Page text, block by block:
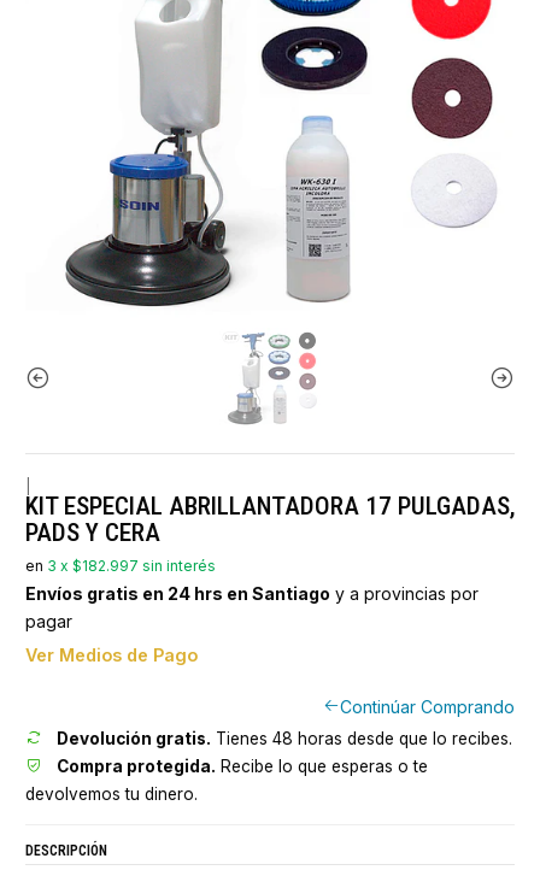
KIT ESPECIAL ABRILLANTADORA 17 PULGADAS,
PADS Y CERA
en 3 x $182.997 sin interés
Envíos gratis en 24 hrs en Santiago y a provincias por
pagar
Ver Medios de Pago
Continúar Comprando
Devolución gratis. Tienes 48 horas desde que lo recibes.
Compra protegida. Recibe lo que esperas o te
devolvemos tu dinero.
DESCRIPCIÓN